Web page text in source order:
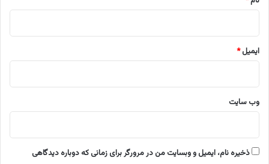
ایمیل*
وب‌ سایت
ذخیره نام، ایمیل و وبسایت من در مرورگر برای زمانی که دوباره دیدگاهی